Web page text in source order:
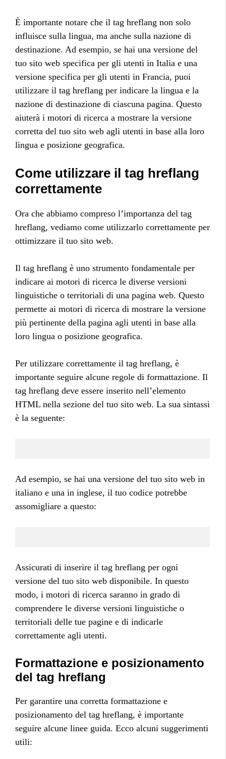
È importante notare che il tag hreflang non solo
influisce sulla lingua, ma anche sulla nazione di
destinazione. Ad esempio, se hai una versione del
tuo sito web specifica per gli utenti in Italia e una
versione specifica per gli utenti in Francia, puoi
utilizzare il tag hreflang per indicare la lingua e la
nazione di destinazione di ciascuna pagina. Questo
aiuterà i motori di ricerca a mostrare la versione
corretta del tuo sito web agli utenti in base alla loro
lingua e posizione geografica.
Come utilizzare il tag hreflang
correttamente
Ora che abbiamo compreso l’importanza del tag
hreflang, vediamo come utilizzarlo correttamente per
ottimizzare il tuo sito web.
Il tag hreflang è uno strumento fondamentale per
indicare ai motori di ricerca le diverse versioni
linguistiche o territoriali di una pagina web. Questo
permette ai motori di ricerca di mostrare la versione
più pertinente della pagina agli utenti in base alla
loro lingua o posizione geografica.
Per utilizzare correttamente il tag hreflang, è
importante seguire alcune regole di formattazione. Il
tag hreflang deve essere inserito nell’elemento
HTML nella sezione del tuo sito web. La sua sintassi
è la seguente:
Ad esempio, se hai una versione del tuo sito web in
italiano e una in inglese, il tuo codice potrebbe
assomigliare a questo:
Assicurati di inserire il tag hreflang per ogni
versione del tuo sito web disponibile. In questo
modo, i motori di ricerca saranno in grado di
comprendere le diverse versioni linguistiche o
territoriali delle tue pagine e di indicarle
correttamente agli utenti.
Formattazione e posizionamento
del tag hreflang
Per garantire una corretta formattazione e
posizionamento del tag hreflang, è importante
seguire alcune linee guida. Ecco alcuni suggerimenti
utili: